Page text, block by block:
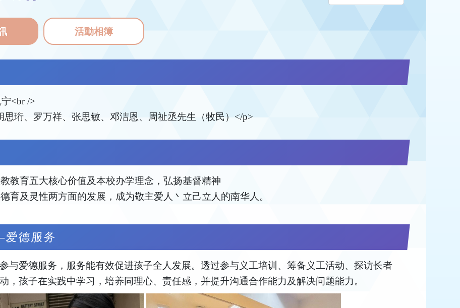
活動相簿
<br />
思珩、罗万祥、张思敏、邓洁恩、周祉丞先生（牧民）</p>
教育五大核心价值及本校办学理念，弘扬基督精神
育及灵性两方面的发展，成为敬主爱人丶立己立人的南华人。
德服务
与爱德服务，服务能有效促进孩子全人发展。透过参与义工培训、筹备义工活动、探访长者
，孩子在实践中学习，培养同理心、责任感，并提升沟通合作能力及解决问题能力。